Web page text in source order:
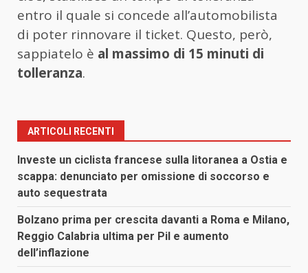
entro il quale si concede all’automobilista
di poter rinnovare il ticket. Questo, però,
sappiatelo è al massimo di 15 minuti di
tolleranza.
ARTICOLI RECENTI
Investe un ciclista francese sulla litoranea a Ostia e
scappa: denunciato per omissione di soccorso e
auto sequestrata
Bolzano prima per crescita davanti a Roma e Milano,
Reggio Calabria ultima per Pil e aumento
dell’inflazione